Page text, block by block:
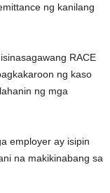
ng kanilang
RACE
ng kaso
ng mga
employer ay isipin
na makikinabang sa